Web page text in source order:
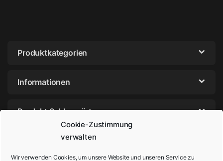
Cookie-Zustimmung
verwalten
Wir verwenden Cookies, um unsere Website und unseren Service zu
Produktkategorien
Informationen
Produkt Schlagwörter